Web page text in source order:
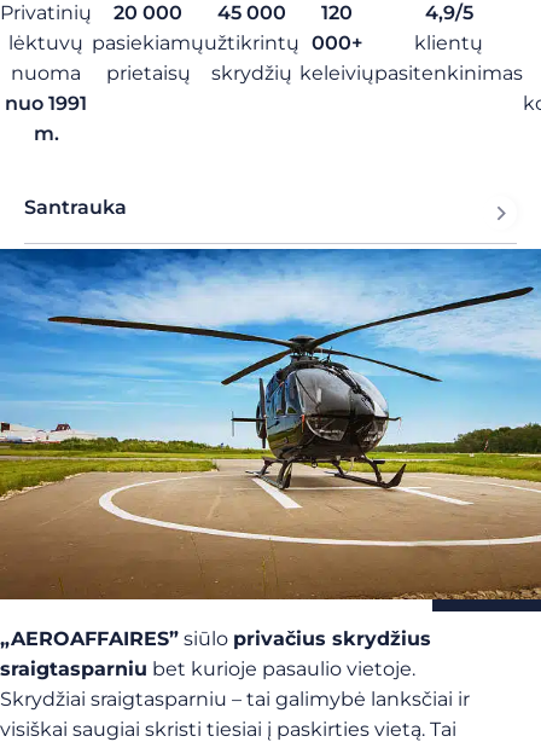
Privatinių
lėktuvų
nuoma
nuo 1991
m.
20 000
pasiekiamų
prietaisų
45 000
užtikrintų
skrydžių
120
000+
keleivių
4,9/5
klientų
pasitenkinimas
Santrauka
„AEROAFFAIRES” siūlo privačius skrydžius
sraigtasparniu bet kurioje pasaulio vietoje.
Skrydžiai sraigtasparniu – tai galimybė lanksčiai ir
visiškai saugiai skristi tiesiai į paskirties vietą. Tai